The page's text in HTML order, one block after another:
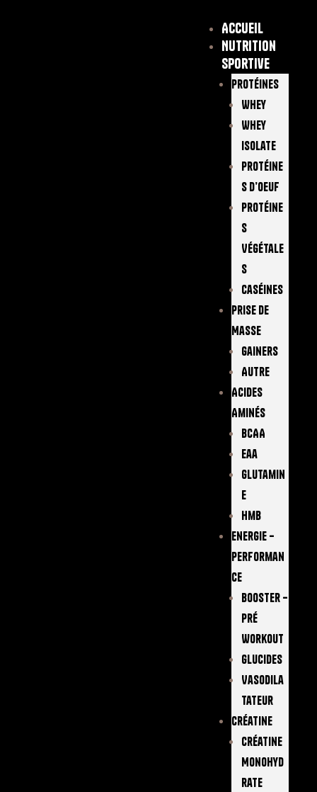
Accueil
Nutrition
sportive
Protéines
Whey
Whey
Isolate
Protéine
S D’oeuf
Protéine
S
Végétale
S
Caséines
Prise De
Masse
Gainers
Autre
Acides
Aminés
BCAA
Eaa
Glutamin
E
Hmb
Energie –
Performan
Ce
Booster –
Pré
Workout
Glucides
Vasodila
Tateur
Créatine
Créatine
Monohyd
Rate